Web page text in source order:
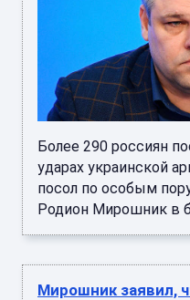
Более 290 россиян
ударах украинской
посол по особым
Родион Мирошник в
Мирошник заявил,